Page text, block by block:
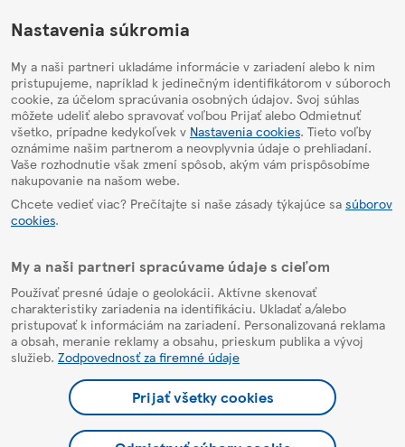
HelpPage
Nastavenia súkromia
My a naši partneri ukladáme informácie v zariadení alebo k nim
pristupujeme, napríklad k jedinečným identifikátorom v súboroch
cookie, za účelom spracúvania osobných údajov. Svoj súhlas
môžete udeliť alebo spravovať voľbou Prijať alebo Odmietnuť
všetko, prípadne kedykoľvek v Nastavenia cookies. Tieto voľby
oznámime našim partnerom a neovplyvnia údaje o prehliadaní.
Vaše rozhodnutie však zmení spôsob, akým vám prispôsobíme
nakupovanie na našom webe.
Chcete vedieť viac? Prečítajte si naše zásady týkajúce sa súborov
cookies.
My a naši partneri spracúvame údaje s cieľom
Používať presné údaje o geolokácii. Aktívne skenovať
charakteristiky zariadenia na identifikáciu. Ukladať a/alebo
pristupovať k informáciám na zariadení. Personalizovaná reklama
a obsah, meranie reklamy a obsahu, prieskum publika a vývoj
služieb. Zodpovednosť za firemné údaje
Prijať všetky cookies